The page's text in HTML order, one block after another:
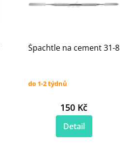
Špachtle na cement 31-8
do 1-2 týdnů
150 Kč
Detail